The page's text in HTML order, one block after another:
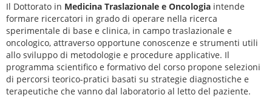
Il Dottorato in Medicina Traslazionale e Oncologia intende
formare ricercatori in grado di operare nella ricerca
sperimentale di base e clinica, in campo traslazionale e
oncologico, attraverso opportune conoscenze e strumenti utili
allo sviluppo di metodologie e procedure applicative. Il
programma scientifico e formativo del corso propone selezioni
di percorsi teorico-pratici basati su strategie diagnostiche e
terapeutiche che vanno dal laboratorio al letto del paziente.